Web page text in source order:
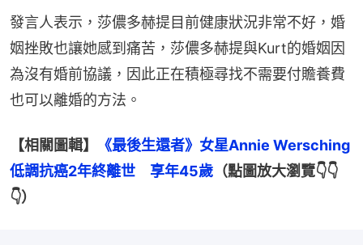
發言人表示，莎儂多赫提目前健康狀況非常不好，婚
姻挫敗也讓她感到痛苦，莎儂多赫提與Kurt的婚姻因
為沒有婚前協議，因此正在積極尋找不需要付贍養費
也可以離婚的方法。
【相關圖輯】
《最後生還者》女星Annie Wersching
低調抗癌2年終離世　享年45歲 （點圖放大瀏覽👇👇
👇）